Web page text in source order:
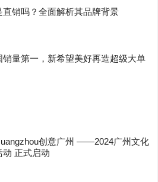
直销吗？全面解析其品牌背景
销量第一，新希望美好再造超级大单
创意广州 ——2024广州文化
动 正式启动